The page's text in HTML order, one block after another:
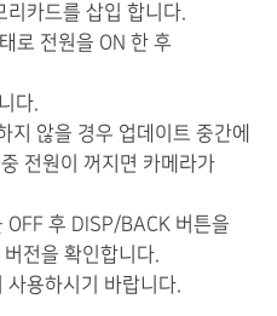
카드를 삽입 합니다.
로 전원을 ON 한 후
다.
지 않을 경우 업데이트 중간에
전원이 꺼지면 카메라가
후 DISP/BACK 버튼을
전을 확인합니다.
사용하시기 바랍니다.